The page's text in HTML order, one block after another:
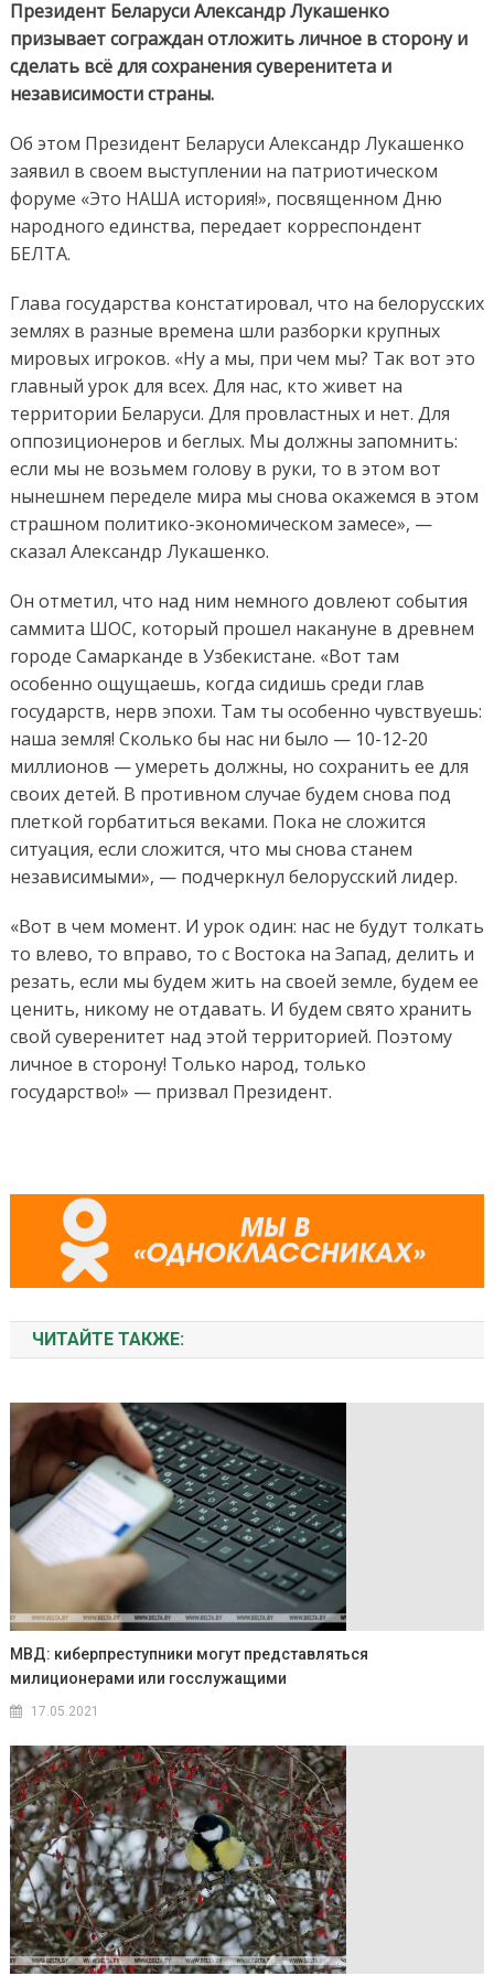
Президент Беларуси Александр Лукашенко
призывает сограждан отложить личное в сторону и
сделать всё для сохранения суверенитета и
независимости страны.
Об этом Президент Беларуси Александр Лукашенко
заявил в своем выступлении на патриотическом
форуме «Это НАША история!», посвященном Дню
народного единства, передает корреспондент
БЕЛТА.
Глава государства констатировал, что на белорусских
землях в разные времена шли разборки крупных
мировых игроков. «Ну а мы, при чем мы? Так вот это
главный урок для всех. Для нас, кто живет на
территории Беларуси. Для провластных и нет. Для
оппозиционеров и беглых. Мы должны запомнить:
если мы не возьмем голову в руки, то в этом вот
нынешнем переделе мира мы снова окажемся в этом
страшном политико-экономическом замесе», —
сказал Александр Лукашенко.
Он отметил, что над ним немного довлеют события
саммита ШОС, который прошел накануне в древнем
городе Самарканде в Узбекистане. «Вот там
особенно ощущаешь, когда сидишь среди глав
государств, нерв эпохи. Там ты особенно чувствуешь:
наша земля! Сколько бы нас ни было — 10-12-20
миллионов — умереть должны, но сохранить ее для
своих детей. В противном случае будем снова под
плеткой горбатиться веками. Пока не сложится
ситуация, если сложится, что мы снова станем
независимыми», — подчеркнул белорусский лидер.
«Вот в чем момент. И урок один: нас не будут толкать
то влево, то вправо, то с Востока на Запад, делить и
резать, если мы будем жить на своей земле, будем ее
ценить, никому не отдавать. И будем свято хранить
свой суверенитет над этой территорией. Поэтому
личное в сторону! Только народ, только
государство!» — призвал Президент.
ЧИТАЙТЕ ТАКЖЕ:
МВД: киберпреступники могут представляться
милиционерами или госслужащими
17.05.2021